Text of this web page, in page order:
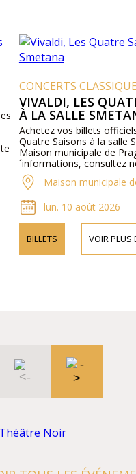
CONCERTS
VIVALDI, LES
À LA SALLE
Achetez vos billets
Quatre Saisons à la salle
Maison municipale de
´informations, consultez
Maison municipale
lun. 10 août 2026
BILLETS VOIR PLUS